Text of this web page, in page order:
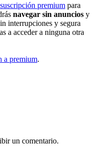
suscripción premium para
navegar sin anuncios y
interrupciones y segura
a acceder a ninguna otra
a premium.
un comentario.